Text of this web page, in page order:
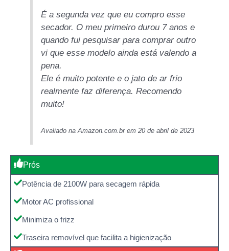
É a segunda vez que eu compro esse
secador. O meu primeiro durou 7 anos e
quando fui pesquisar para comprar outro
vi que esse modelo ainda está valendo a
pena.
Ele é muito potente e o jato de ar frio
realmente faz diferença. Recomendo
muito!
Avaliado na Amazon.com.br em 20 de abril de 2023
Prós
Potência de 2100W para secagem rápida
Motor AC profissional
Minimiza o frizz
Traseira removível que facilita a higienização